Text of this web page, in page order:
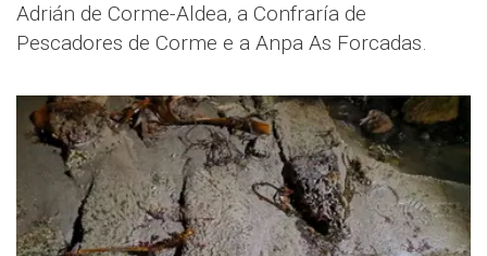
Adrián de Corme-Aldea, a Confraría de
Pescadores de Corme e a Anpa As Forcadas.